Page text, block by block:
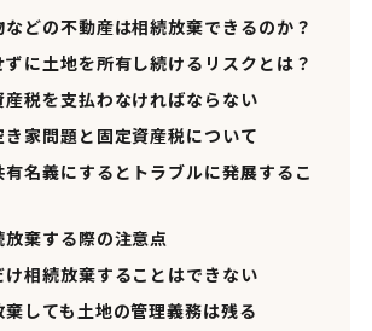
どの不動産は相続放棄できるのか？
に土地を所有し続けるリスクとは？
産税を支払わなければならない
き家問題と固定資産税について
有名義にするとトラブルに発展するこ
棄する際の注意点
け相続放棄することはできない
棄しても土地の管理義務は残る